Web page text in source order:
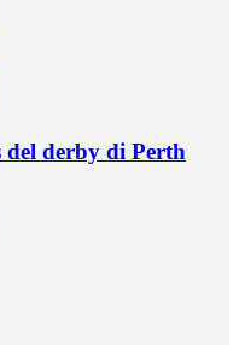
derby di Perth